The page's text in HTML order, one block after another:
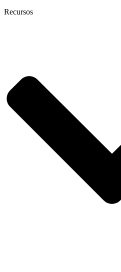
Recursos